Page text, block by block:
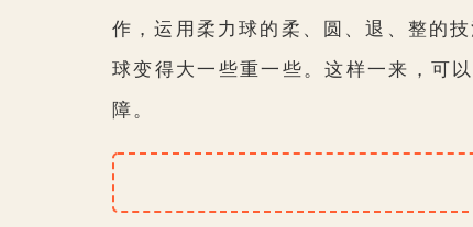
作，运用柔力球的柔、圆、退、整的
球变得大一些重一些。这样一来，可
障。